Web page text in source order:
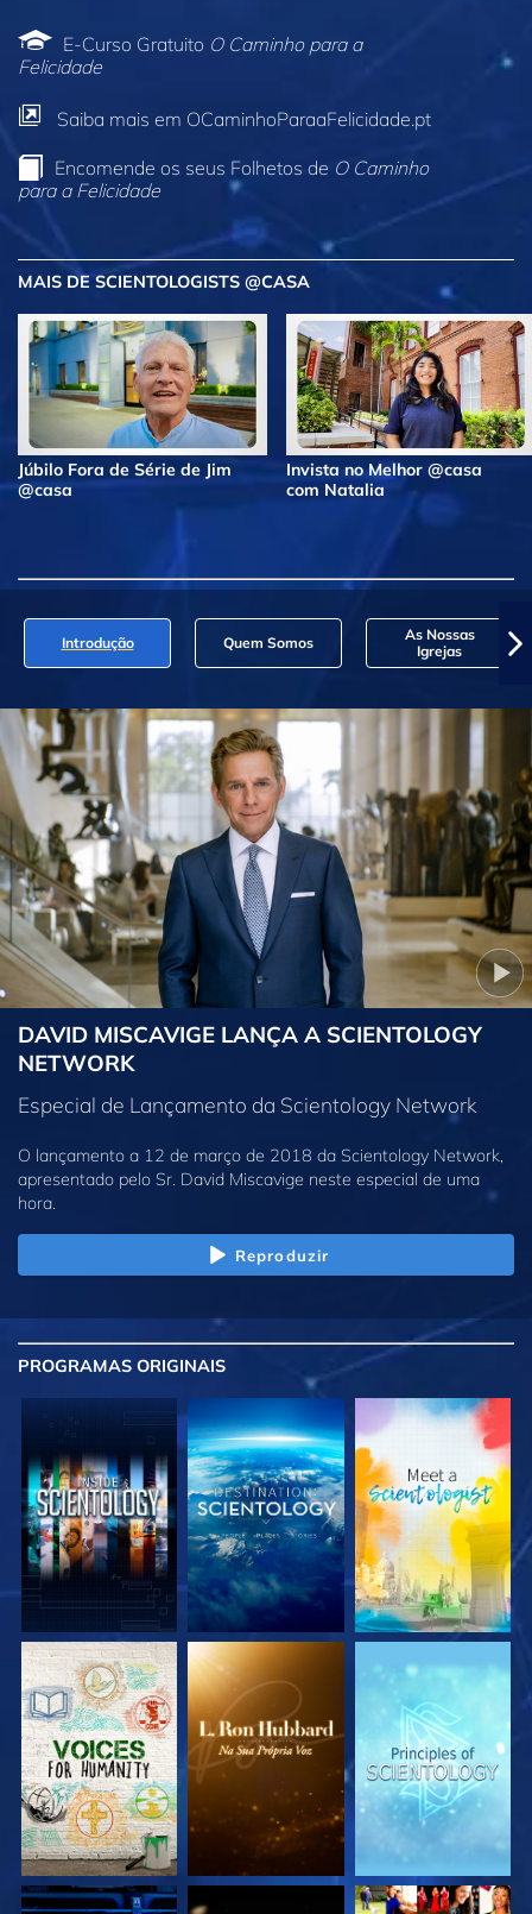
E‑Curso Gratuito O Caminho para a
Felicidade
Saiba mais em OCaminhoParaaFelicidade.pt
Encomende os seus Folhetos de O Caminho
para a Felicidade
MAIS DE SCIENTOLOGISTS @CASA
Júbilo Fora de Série de Jim
@casa
Invista no Melhor @casa
com Natalia
Introdução Quem Somos
As Nossas
Igrejas
DAVID MISCAVIGE LANÇA A SCIENTOLOGY
NETWORK
Especial de Lançamento da Scientology Network
O lançamento a 12 de março de 2018 da Scientology Network,
apresentado pelo Sr. David Miscavige neste especial de uma
hora.
Reproduzir
PROGRAMAS ORIGINAIS
EXPLORE A SÉRIE EXPLORE A SÉRIE EXPLORE A SÉRIE